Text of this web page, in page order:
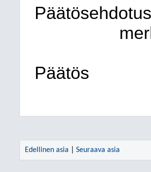
Päätösehdotus
Päätös
Edellinen asia Seuraava asia